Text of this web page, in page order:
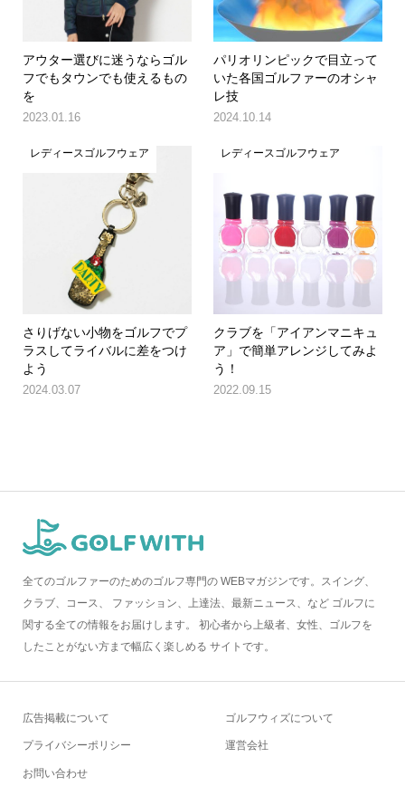
アウター選びに迷うならゴル
フでもタウンでも使えるもの
を
2023.01.16
パリオリンピックで目立って
いた各国ゴルファーのオシャ
レ技
2024.10.14
レディースゴルフウェア
さりげない小物をゴルフでプ
ラスしてライバルに差をつけ
よう
2024.03.07
レディースゴルフウェア
クラブを「アイアンマニキュ
ア」で簡単アレンジしてみよ
う！
2022.09.15
全てのゴルファーのためのゴルフ専門の WEBマガジンです。スイング、
クラブ、コース、 ファッション、上達法、最新ニュース、など ゴルフに
関する全ての情報をお届けします。 初心者から上級者、女性、ゴルフを
したことがない方まで幅広く楽しめる サイトです。
広告掲載について
プライバシーポリシー
お問い合わせ
ゴルフウィズについて
運営会社